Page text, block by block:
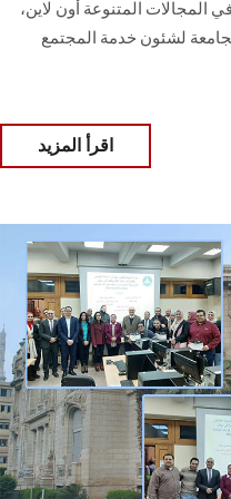
المجالات المتنوعة أون لاين،
لشئون خدمة المجتمع
اقرأ المزيد